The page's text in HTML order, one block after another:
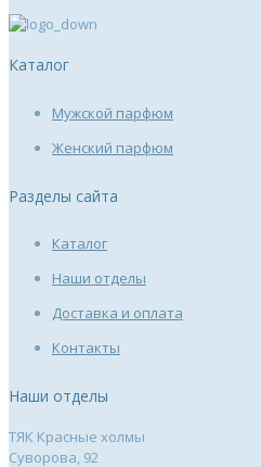
Каталог
Мужской парфюм
Женский парфюм
Разделы сайта
Каталог
Наши отделы
Доставка и оплата
Контакты
Наши отделы
ТЯК Красные холмы
Суворова, 92